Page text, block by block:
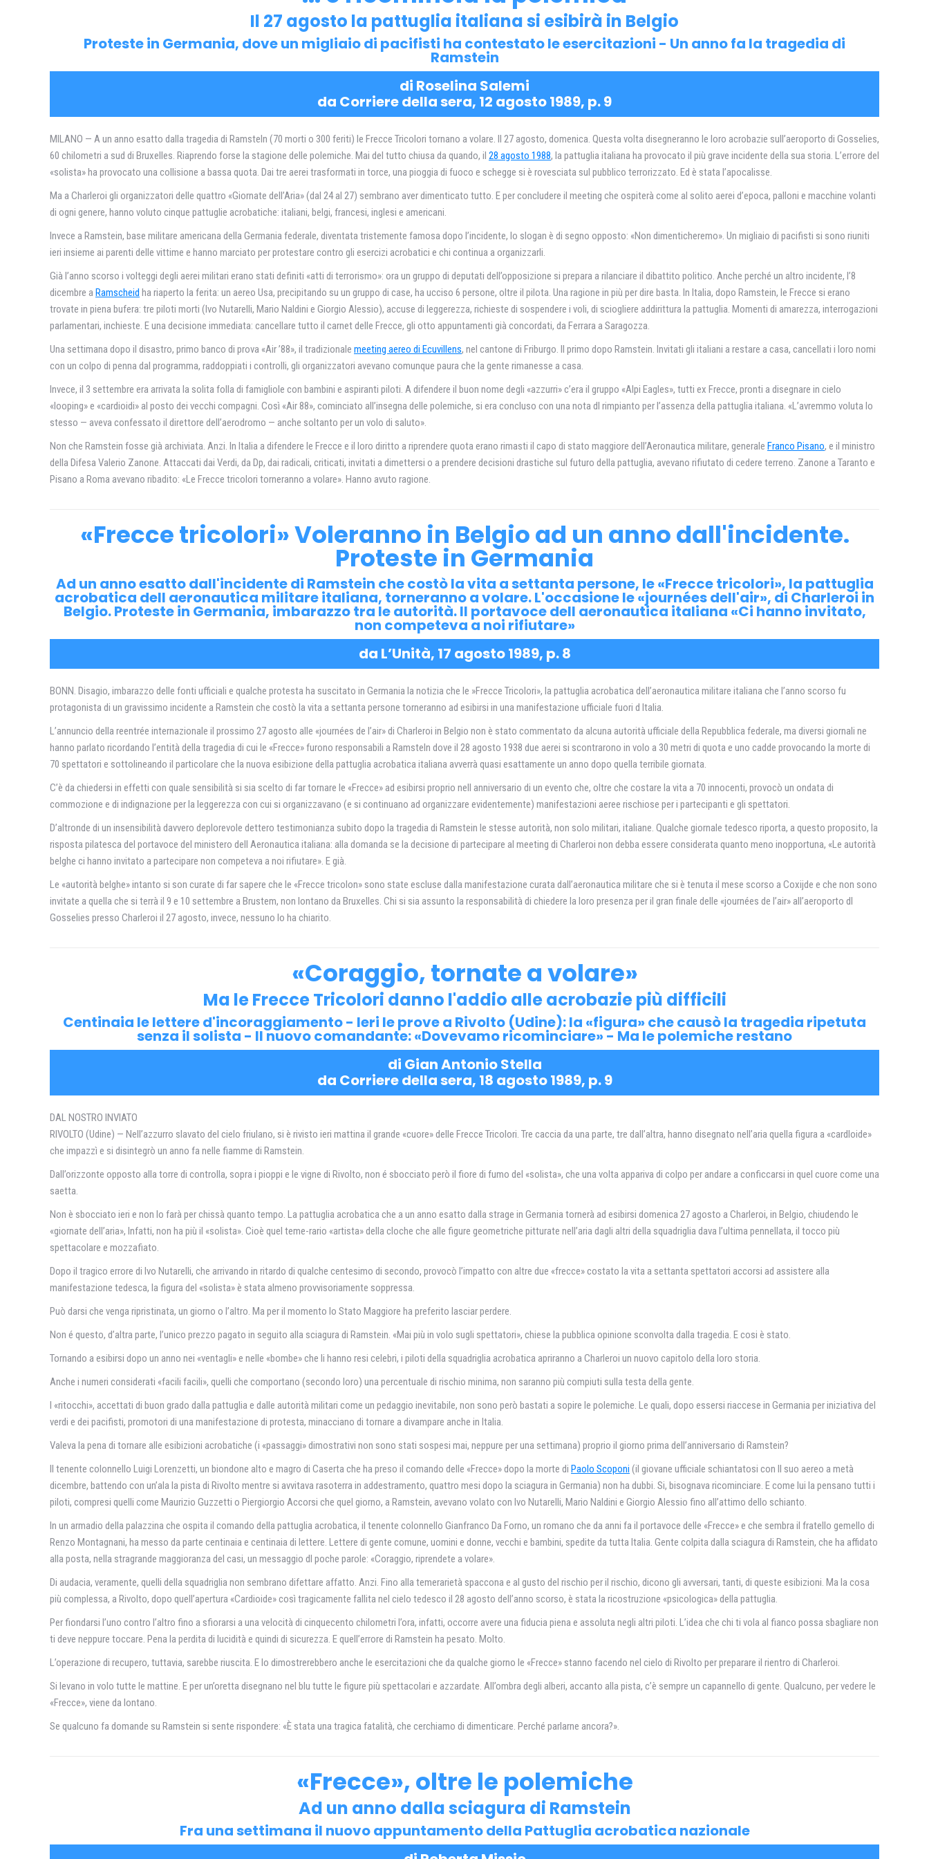
Il 27 agosto la pattuglia italiana si esibirà in Belgio
Proteste in Germania, dove un migliaio di pacifisti ha contestato le esercitazioni - Un anno fa la tragedia di
Ramstein
di Roselina Salemi
da Corriere della sera, 12 agosto 1989, p. 9
MILANO — A un anno esatto dalla tragedia di Ramsteln (70 morti o 300 feriti) le Frecce Tricolori tornano a volare. II 27 agosto, domenica. Questa volta disegneranno le loro acrobazie sull’aeroporto di Gosselies,
60 chilometri a sud di Bruxelles. Riaprendo forse la stagione delle polemiche. Mai del tutto chiusa da quando, il 28 agosto 1988, la pattuglia italiana ha provocato il più grave incidente della sua storia. L’errore del
«solista» ha provocato una collisione a bassa quota. Dai tre aerei trasformati in torce, una pioggia di fuoco e schegge si è rovesciata sul pubblico terrorizzato. Ed è stata l’apocalisse.
Ma a Charleroi gli organizzatori delle quattro «Giornate dell’Aria» (dal 24 al 27) sembrano aver dimenticato tutto. E per concludere il meeting che ospiterà come al solito aerei d’epoca, palloni e macchine volanti
di ogni genere, hanno voluto cinque pattuglie acrobatiche: italiani, belgi, francesi, inglesi e americani.
Invece a Ramstein, base militare americana della Germania federale, diventata tristemente famosa dopo l’incidente, lo slogan è di segno opposto: «Non dimenticheremo». Un migliaio di pacifisti si sono riuniti
ieri insieme ai parenti delle vittime e hanno marciato per protestare contro gli esercizi acrobatici e chi continua a organizzarli.
Già l’anno scorso i volteggi degli aerei militari erano stati definiti «atti di terrorismo»: ora un gruppo di deputati dell’opposizione si prepara a rilanciare il dibattito politico. Anche perché un altro incidente, l’8
dicembre a Ramscheid ha riaperto la ferita: un aereo Usa, precipitando su un gruppo di case, ha ucciso 6 persone, oltre il pilota. Una ragione in più per dire basta. In Italia, dopo Ramstein, le Frecce si erano
trovate in piena bufera: tre piloti morti (Ivo Nutarelli, Mario Naldini e Giorgio Alessio), accuse di leggerezza, richieste di sospendere i voli, di sciogliere addirittura la pattuglia. Momenti di amarezza, interrogazioni
parlamentari, inchieste. E una decisione immediata: cancellare tutto il carnet delle Frecce, gli otto appuntamenti già concordati, da Ferrara a Saragozza.
Una settimana dopo il disastro, primo banco di prova «Air ’88», il tradizionale meeting aereo di Ecuvillens, nel cantone di Friburgo. Il primo dopo Ramstein. Invitati gli italiani a restare a casa, cancellati i loro nomi
con un colpo di penna dal programma, raddoppiati i controlli, gli organizzatori avevano comunque paura che la gente rimanesse a casa.
Invece, il 3 settembre era arrivata la solita folla di famigliole con bambini e aspiranti piloti. A difendere il buon nome degli «azzurri» c’era il gruppo «Alpi Eagles», tutti ex Frecce, pronti a disegnare in cielo
«looping» e «cardioidi» al posto dei vecchi compagni. Così «Air 88», cominciato all’insegna delle polemiche, si era concluso con una nota dl rimpianto per l’assenza della pattuglia italiana. «L’avremmo voluta lo
stesso — aveva confessato il direttore dell’aerodromo — anche soltanto per un volo di saluto».
Non che Ramstein fosse già archiviata. Anzi. In Italia a difendere le Frecce e il loro diritto a riprendere quota erano rimasti il capo di stato maggiore dell’Aeronautica militare, generale Franco Pisano, e il ministro
della Difesa Valerio Zanone. Attaccati dai Verdi, da Dp, dai radicali, criticati, invitati a dimettersi o a prendere decisioni drastiche sul futuro della pattuglia, avevano rifiutato di cedere terreno. Zanone a Taranto e
Pisano a Roma avevano ribadito: «Le Frecce tricolori torneranno a volare». Hanno avuto ragione.
«Frecce tricolori» Voleranno in Belgio ad un anno dall'incidente.
Proteste in Germania
Ad un anno esatto dall'incidente di Ramstein che costò la vita a settanta persone, le «Frecce tricolori», la pattuglia
acrobatica dell aeronautica militare italiana, torneranno a volare. L'occasione le «journées dell'air», di Charleroi in
Belgio. Proteste in Germania, imbarazzo tra le autorità. Il portavoce dell aeronautica italiana «Ci hanno invitato,
non competeva a noi rifiutare»
da L’Unità, 17 agosto 1989, p. 8
BONN. Disagio, imbarazzo delle fonti ufficiali e qualche protesta ha suscitato in Germania la notizia che le »Frecce Tricolori», la pattuglia acrobatica dell’aeronautica militare italiana che l’anno scorso fu
protagonista di un gravissimo incidente a Ramstein che costò la vita a settanta persone torneranno ad esibirsi in una manifestazione ufficiale fuori d Italia.
L’annuncio della reentrée internazionale il prossimo 27 agosto alle «journées de l’air» di Charleroi in Belgio non è stato commentato da alcuna autorità ufficiale della Repubblica federale, ma diversi giornali ne
hanno parlato ricordando l’entità della tragedia di cui le «Frecce» furono responsabili a Ramsteln dove il 28 agosto 1938 due aerei si scontrarono in volo a 30 metri di quota e uno cadde provocando la morte di
70 spettatori e sottolineando il particolare che la nuova esibizione della pattuglia acrobatica italiana avverrà quasi esattamente un anno dopo quella terribile giornata.
C’è da chiedersi in effetti con quale sensibilità si sia scelto di far tornare le «Frecce» ad esibirsi proprio nell anniversario di un evento che, oltre che costare la vita a 70 innocenti, provocò un ondata di
commozione e di indignazione per la leggerezza con cui si organizzavano (e si continuano ad organizzare evidentemente) manifestazioni aeree rischiose per i partecipanti e gli spettatori.
D’altronde di un insensibilità davvero deplorevole dettero testimonianza subito dopo la tragedia di Ramstein le stesse autorità, non solo militari, italiane. Qualche giornale tedesco riporta, a questo proposito, la
risposta pilatesca del portavoce del ministero dell Aeronautica italiana: alla domanda se la decisione di partecipare al meeting di Charleroi non debba essere considerata quanto meno inopportuna, «Le autorità
belghe ci hanno invitato a partecipare non competeva a noi rifiutare». E già.
Le «autorità belghe» intanto si son curate di far sapere che le «Frecce tricolon» sono state escluse dalla manifestazione curata dall’aeronautica militare che si è tenuta il mese scorso a Coxijde e che non sono
invitate a quella che si terrà il 9 e 10 settembre a Brustem, non lontano da Bruxelles. Chi si sia assunto la responsabilità di chiedere la loro presenza per il gran finale delle «journées de l’air» all’aeroporto dl
Gosselies presso Charleroi il 27 agosto, invece, nessuno lo ha chiarito.
«Coraggio, tornate a volare»
Ma le Frecce Tricolori danno l'addio alle acrobazie più difficili
Centinaia le lettere d'incoraggiamento - Ieri le prove a Rivolto (Udine): la «figura» che causò la tragedia ripetuta
senza il solista - Il nuovo comandante: «Dovevamo ricominciare» - Ma le polemiche restano
di Gian Antonio Stella
da Corriere della sera, 18 agosto 1989, p. 9
DAL NOSTRO INVIATO
RIVOLTO (Udine) — Nell’azzurro slavato del cielo friulano, si è rivisto ieri mattina il grande «cuore» delle Frecce Tricolori. Tre caccia da una parte, tre dall’altra, hanno disegnato nell’aria quella figura a «cardloide»
che impazzì e si disintegrò un anno fa nelle fiamme di Ramstein.
Dall’orizzonte opposto alla torre di controlla, sopra i pioppi e le vigne di Rivolto, non é sbocciato però il fiore di fumo del «solista», che una volta appariva di colpo per andare a conficcarsi in quel cuore come una
saetta.
Non è sbocciato ieri e non lo farà per chissà quanto tempo. La pattuglia acrobatica che a un anno esatto dalla strage in Germania tornerà ad esibirsi domenica 27 agosto a Charleroi, in Belgio, chiudendo le
«giornate dell’aria», Infatti, non ha più il «solista». Cioè quel teme-rario «artista» della cloche che alle figure geometriche pitturate nell’aria dagli altri della squadriglia dava l’ultima pennellata, il tocco più
spettacolare e mozzafiato.
Dopo il tragico errore di Ivo Nutarelli, che arrivando in ritardo di qualche centesimo di secondo, provocò l’impatto con altre due «frecce» costato la vita a settanta spettatori accorsi ad assistere alla
manifestazione tedesca, la figura del «solista» è stata almeno provvisoriamente soppressa.
Può darsi che venga ripristinata, un giorno o l’altro. Ma per il momento lo Stato Maggiore ha preferito lasciar perdere.
Non é questo, d’altra parte, l’unico prezzo pagato in seguito alla sciagura di Ramstein. «Mai più in volo sugli spettatori», chiese la pubblica opinione sconvolta dalla tragedia. E cosi è stato.
Tornando a esibirsi dopo un anno nei «ventagli» e nelle «bombe» che li hanno resi celebri, i piloti della squadriglia acrobatica apriranno a Charleroi un nuovo capitolo della loro storia.
Anche i numeri considerati «facili facili», quelli che comportano (secondo loro) una percentuale di rischio minima, non saranno più compiuti sulla testa della gente.
I «ritocchi», accettati di buon grado dalla pattuglia e dalle autorità militari come un pedaggio inevitabile, non sono però bastati a sopire le polemiche. Le quali, dopo essersi riaccese in Germania per iniziativa del
verdi e dei pacifisti, promotori di una manifestazione di protesta, minacciano di tornare a divampare anche in Italia.
Valeva la pena di tornare alle esibizioni acrobatiche (i «passaggi» dimostrativi non sono stati sospesi mai, neppure per una settimana) proprio il giorno prima dell’anniversario di Ramstein?
Il tenente colonnello Luigi Lorenzetti, un biondone alto e magro di Caserta che ha preso il comando delle «Frecce» dopo la morte di Paolo Scoponi (il giovane ufficiale schiantatosi con Il suo aereo a metà
dicembre, battendo con un’ala la pista di Rivolto mentre si avvitava rasoterra in addestramento, quattro mesi dopo la sciagura in Germania) non ha dubbi. Si, bisognava ricominciare. E come lui la pensano tutti i
piloti, compresi quelli come Maurizio Guzzetti o Piergiorgio Accorsi che quel giorno, a Ramstein, avevano volato con Ivo Nutarelli, Mario Naldini e Giorgio Alessio fino all’attimo dello schianto.
In un armadio della palazzina che ospita il comando della pattuglia acrobatica, il tenente colonnello Gianfranco Da Forno, un romano che da anni fa il portavoce delle «Frecce» e che sembra il fratello gemello di
Renzo Montagnani, ha messo da parte centinaia e centinaia di lettere. Lettere di gente comune, uomini e donne, vecchi e bambini, spedite da tutta Italia. Gente colpita dalla sciagura di Ramstein, che ha affidato
alla posta, nella stragrande maggioranza del casi, un messaggio dl poche parole: «Coraggio, riprendete a volare».
Di audacia, veramente, quelli della squadriglia non sembrano difettare affatto. Anzi. Fino alla temerarietà spaccona e al gusto del rischio per il rischio, dicono gli avversari, tanti, di queste esibizioni. Ma la cosa
più complessa, a Rivolto, dopo quell’apertura «Cardioide» così tragicamente fallita nel cielo tedesco il 28 agosto dell’anno scorso, è stata la ricostruzione «psicologica» della pattuglia.
Per fiondarsi l’uno contro l’altro fino a sfiorarsi a una velocità di cinquecento chilometri l’ora, infatti, occorre avere una fiducia piena e assoluta negli altri piloti. L’idea che chi ti vola al fianco possa sbagliare non
ti deve neppure toccare. Pena la perdita di lucidità e quindi di sicurezza. E quell’errore di Ramstein ha pesato. Molto.
L’operazione di recupero, tuttavia, sarebbe riuscita. E lo dimostrerebbero anche le esercitazioni che da qualche giorno le «Frecce» stanno facendo nel cielo di Rivolto per preparare il rientro di Charleroi.
Si levano in volo tutte le mattine. E per un’oretta disegnano nel blu tutte le figure più spettacolari e azzardate. All’ombra degli alberi, accanto alla pista, c’è sempre un capannello di gente. Qualcuno, per vedere le
«Frecce», viene da lontano.
Se qualcuno fa domande su Ramstein si sente rispondere: «È stata una tragica fatalità, che cerchiamo di dimenticare. Perché parlarne ancora?».
«Frecce», oltre le polemiche
Ad un anno dalla sciagura di Ramstein
Fra una settimana il nuovo appuntamento della Pattuglia acrobatica nazionale